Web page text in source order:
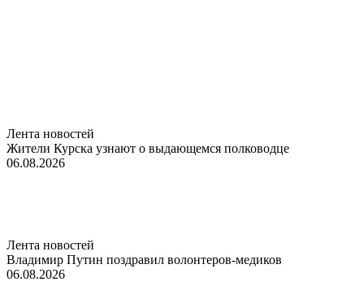
Лента новостей
Жители Курска узнают о выдающемся полководце
06.08.2026
Лента новостей
Владимир Путин поздравил волонтеров-медиков
06.08.2026